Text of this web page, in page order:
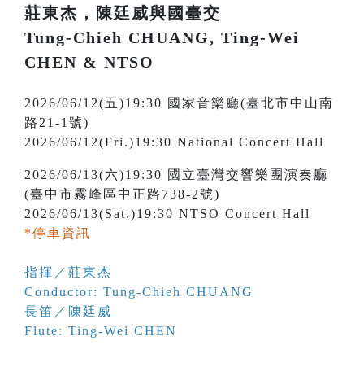
莊東杰，陳廷威與國臺交
Tung-Chieh CHUANG, Ting-Wei
CHEN & NTSO
2026/06/12(五)19:30 國家音樂廳(臺北市中山南
路21-1號)
2026/06/12(Fri.)19:30 National Concert Hall
2026/06/13(六)19:30 國立臺灣交響樂團演奏廳
(臺中市霧峰區中正路738-2號)
2026/06/13(Sat.)19:30 NTSO Concert Hall
*停車資訊
指揮／莊東杰
Conductor: Tung-Chieh CHUANG
長笛／陳廷威
Flute: Ting-Wei CHEN